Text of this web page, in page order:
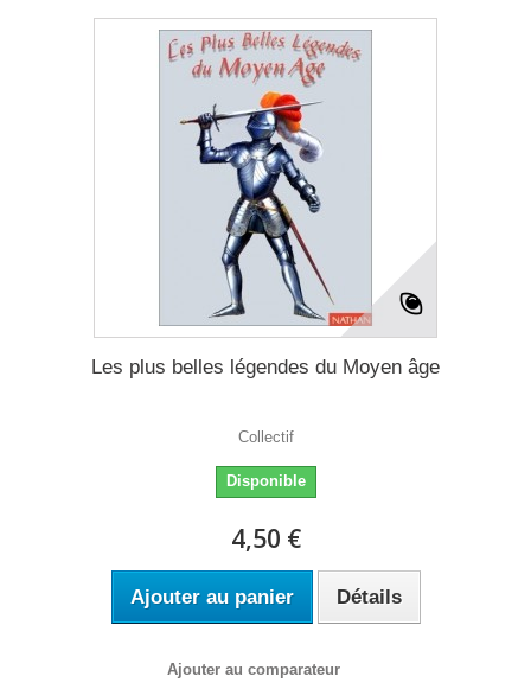
Les plus belles légendes du Moyen âge
Collectif
Disponible
4,50 €
Ajouter au panier Détails
Ajouter au comparateur